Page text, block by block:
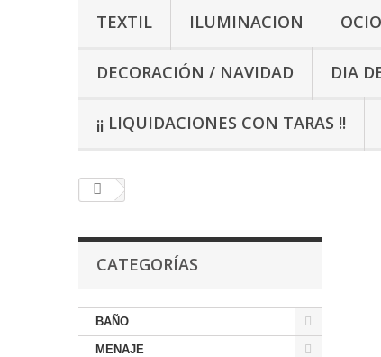
TEXTIL ILUMINACION
DECORACIÓN / NAVIDAD DIA
¡¡ LIQUIDACIONES CON TARAS !!
CATEGORÍAS
BAÑO
MENAJE